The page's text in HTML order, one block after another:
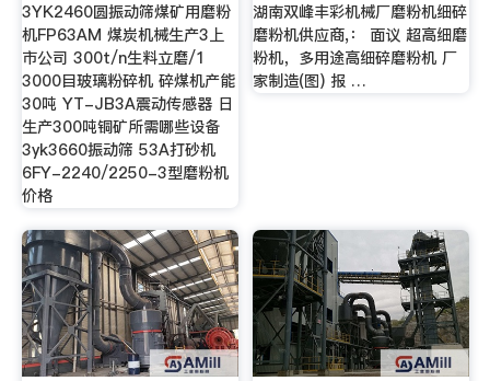
3YK2460圆振动筛煤矿用磨粉
机FP63AM 煤炭机械生产3上
市公司 300t/n生料立磨/1
3000目玻璃粉碎机 碎煤机产能
30吨 YT-JB3A震动传感器 日
生产300吨铜矿所需哪些设备
3yk3660振动筛 53A打砂机
6FY-2240/2250-3型磨粉机
价格
湖南双峰丰彩机械厂磨粉机细碎
磨粉机供应商,： 面议 超高细磨
粉机，多用途高细碎磨粉机 厂
家制造(图) 报 …